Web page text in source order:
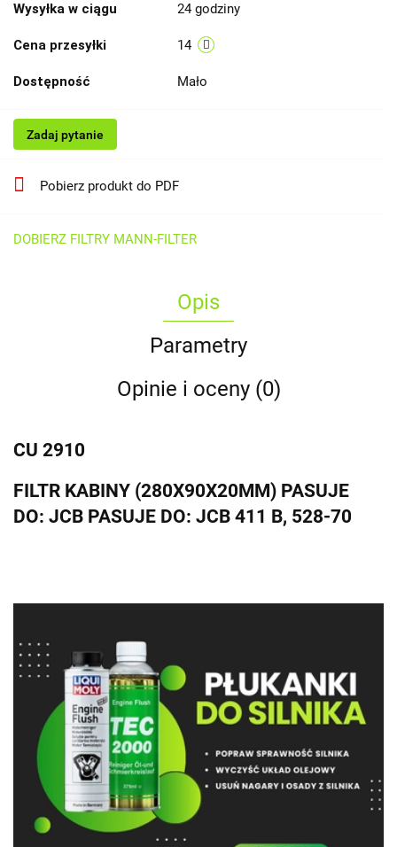
Wysyłka w ciągu 24 godziny
Cena przesyłki 14
Dostępność Mało
Zadaj pytanie
Pobierz produkt do PDF
DOBIERZ FILTRY MANN-FILTER
Opis
Parametry
Opinie i oceny (0)
CU 2910
FILTR KABINY (280X90X20MM) PASUJE
DO: JCB PASUJE DO: JCB 411 B, 528-70